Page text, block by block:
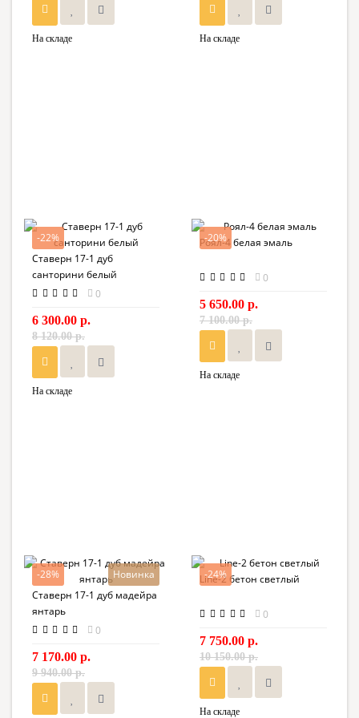
На складе На складе
-22%
Ставерн 17-1 дуб
санторини белый
0
6 300.00 р.
8 120.00 р.
На складе
-20%
Роял-4 белая эмаль
0
5 650.00 р.
7 100.00 р.
На складе
-28%
Новинка
Ставерн 17-1 дуб мадейра
янтарь
0
7 170.00 р.
9 940.00 р.
-24%
Line-2 бетон светлый
0
7 750.00 р.
10 150.00 р.
На складе